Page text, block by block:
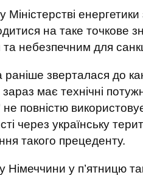
на таке точкове
небезпечним для
зверталася до
має технічні
повністю
через українську
такого прецеденту.
Німеччини у п’ятницю